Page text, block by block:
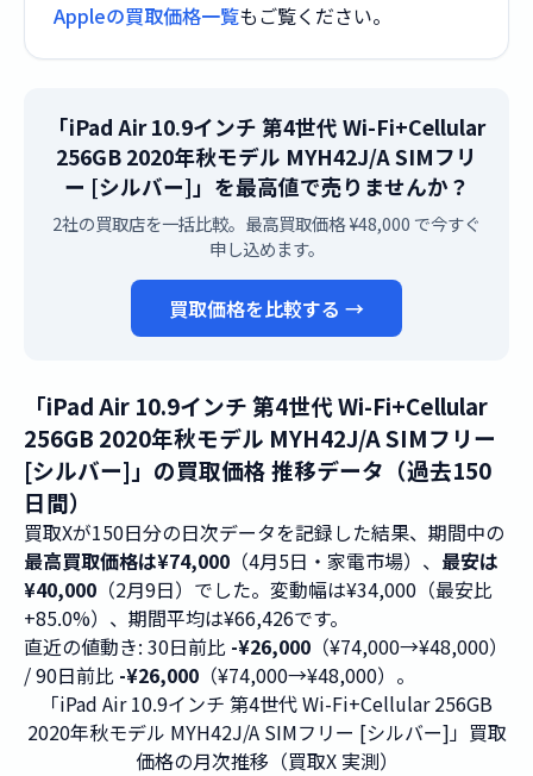
Appleの買取価格一覧もご覧ください。
「iPad Air 10.9インチ 第4世代 Wi-Fi+Cellular
256GB 2020年秋モデル MYH42J/A SIMフリ
ー [シルバー]」を最高値で売りませんか？
2社の買取店を一括比較。最高買取価格 ¥48,000 で今すぐ
申し込めます。
買取価格を比較する →
「iPad Air 10.9インチ 第4世代 Wi-Fi+Cellular
256GB 2020年秋モデル MYH42J/A SIMフリー
[シルバー]」の買取価格 推移データ（過去150
日間）
買取Xが150日分の日次データを記録した結果、期間中の
最高買取価格は¥74,000 （4月5日・家電市場）、 最安は
¥40,000 （2月9日）でした。変動幅は¥34,000（最安比
+85.0%）、期間平均は¥66,426です。
直近の値動き: 30日前比 -¥26,000 （¥74,000→¥48,000）
/ 90日前比 -¥26,000 （¥74,000→¥48,000）。
「iPad Air 10.9インチ 第4世代 Wi-Fi+Cellular 256GB
2020年秋モデル MYH42J/A SIMフリー [シルバー]」買取
価格の月次推移（買取X 実測）